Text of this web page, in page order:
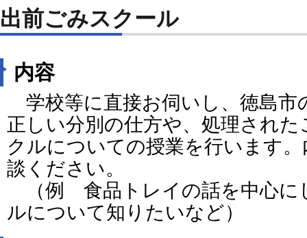
出前ごみスクール
内容
学校等に直接お伺いし、徳島市
正しい分別の仕方や、処理され
クルについての授業を行います
談ください。
（例 食品トレイの話を中心に
ルについて知りたいなど）